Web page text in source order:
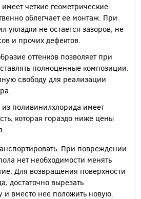
четкие геометрические
облегчает ее монтаж. При
укладки не остается зазоров, не
и прочих дефектов.
оттенков позволяет при
полноценные композиции.
свободу для реализации
из поливинилхлорида имеет
которая гораздо ниже цены
При повреждении
нет необходимости менять
Для возвращения поверхности
достаточно вырезать
вместо нее положить новую.